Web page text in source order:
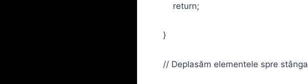
return;
}
// Deplasăm elementele spre stânga